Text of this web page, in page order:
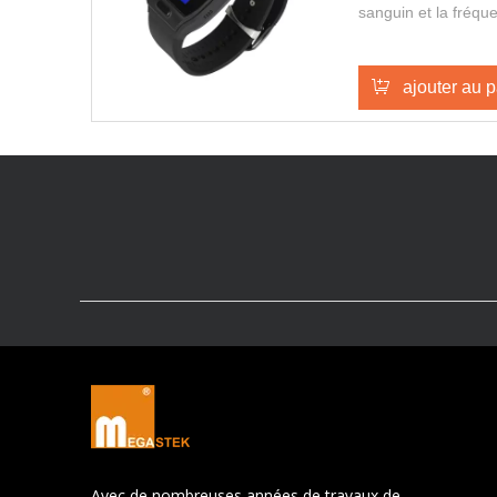
sanguin et la
conversation à
déconnexion de
de la sécurité de
ajouter au